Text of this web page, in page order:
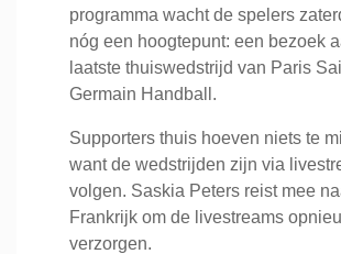
programma wacht de spelers
nóg een hoogtepunt: een bezoek
laatste thuiswedstrijd van Paris
Germain Handball.
Supporters thuis hoeven niets te
want de wedstrijden zijn via
volgen. Saskia Peters reist mee
Frankrijk om de livestreams
verzorgen.